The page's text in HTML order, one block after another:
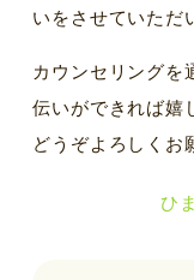
いをさせていただ
カウンセリングを
伝いができれば嬉
どうぞよろしくお
ひ